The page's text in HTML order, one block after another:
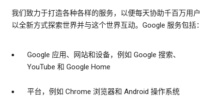
我们致力于打造各种各样的服务，以便每天协助千百万用户
以全新方式探索世界并与这个世界互动。Google 服务包括：
Google 应用、网站和设备，例如 Google 搜索、
YouTube 和 Google Home
平台，例如 Chrome 浏览器和 Android 操作系统